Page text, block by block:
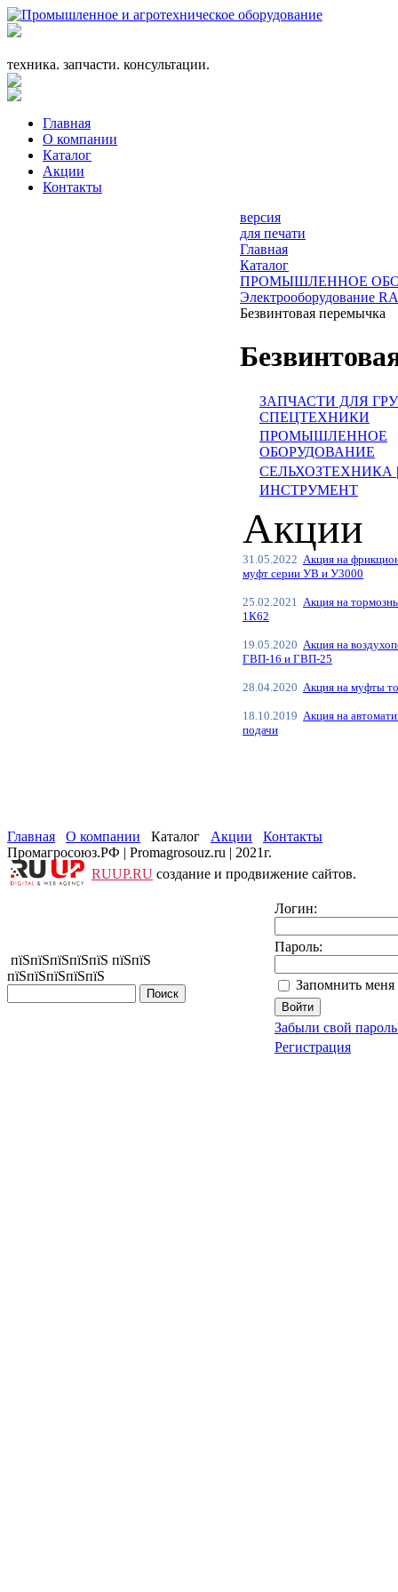
техника. запчасти. консультации.
Главная
О компании
Каталог
Акции
Контакты
версия
для печати
Главная
Каталог
ПРОМЫШЛЕННОЕ
Электрооборудование
Безвинтовая перемычка
ЗАПЧАСТИ ДЛЯ
СПЕЦТЕХНИКИ
ПРОМЫШЛЕННОЕ
ОБОРУДОВАНИЕ
СЕЛЬХОЗТЕХНИКА
ИНСТРУМЕНТ
Акции
31.05.2022 Акция на
муфт серии УВ и У3000
25.02.2021 Акция на
1К62
19.05.2020 Акция на
ГВП-16 и ГВП-25
28.04.2020 Акция на муфты
18.10.2019 Акция на
подачи
Главная О компании Каталог Акции
Контакты
Промагросоюз.РФ | Promagrosouz.ru | 2021г.
RUUP.RU создание и продвижение сайтов.
пїЅпїЅпїЅпїЅпїЅ пїЅпїЅ
пїЅпїЅпїЅпїЅпїЅ
Логин:
Пароль:
Запомнить
Забыли свой
Регистрация